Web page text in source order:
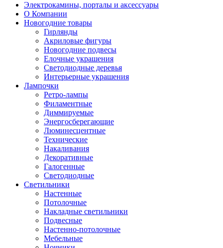
Электрокамины, порталы и аксессуары
О Компании
Новогодние товары
Гирлянды
Акриловые фигуры
Новогодние подвесы
Елочные украшения
Светодиодные деревья
Интерьерные украшения
Лампочки
Ретро-лампы
Филаментные
Диммируемые
Энергосберегающие
Люминесцентные
Технические
Накаливания
Декоративные
Галогенные
Светодиодные
Светильники
Настенные
Потолочные
Накладные светильники
Подвесные
Настенно-потолочные
Мебельные